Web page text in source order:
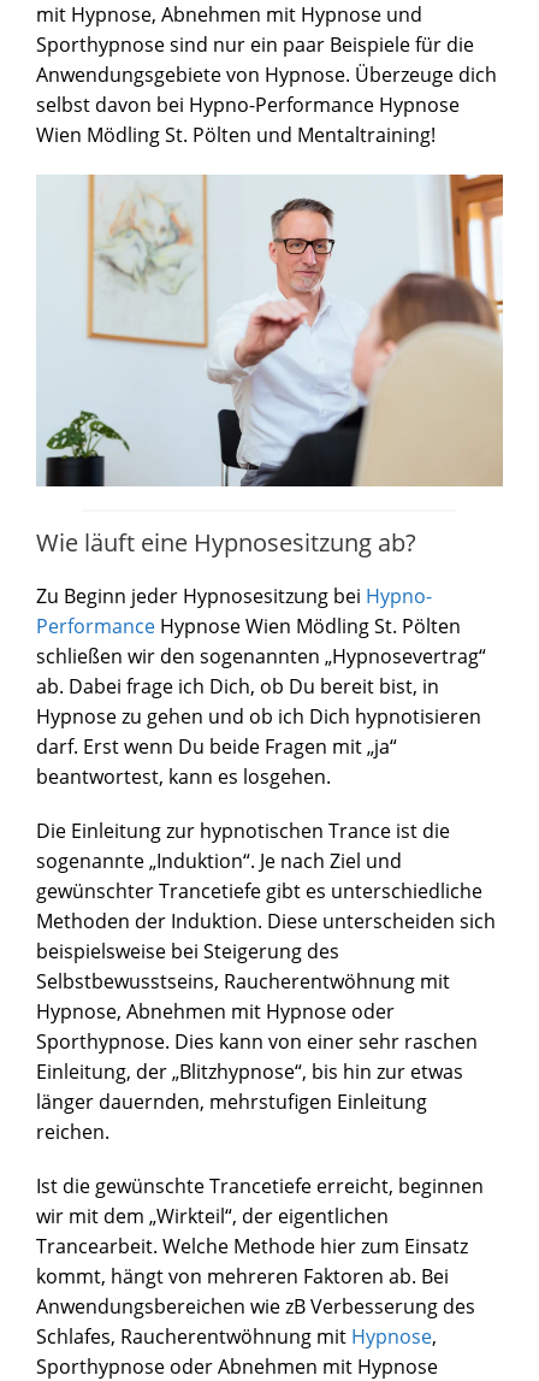
mit Hypnose, Abnehmen mit Hypnose und
Sporthypnose sind nur ein paar Beispiele für die
Anwendungsgebiete von Hypnose. Überzeuge dich
selbst davon bei Hypno-Performance Hypnose
Wien Mödling St. Pölten und Mentaltraining!
Wie läuft eine Hypnosesitzung ab?
Zu Beginn jeder Hypnosesitzung bei Hypno-
Performance Hypnose Wien Mödling St. Pölten
schließen wir den sogenannten „Hypnosevertrag“
ab. Dabei frage ich Dich, ob Du bereit bist, in
Hypnose zu gehen und ob ich Dich hypnotisieren
darf. Erst wenn Du beide Fragen mit „ja“
beantwortest, kann es losgehen.
Die Einleitung zur hypnotischen Trance ist die
sogenannte „Induktion“. Je nach Ziel und
gewünschter Trancetiefe gibt es unterschiedliche
Methoden der Induktion. Diese unterscheiden sich
beispielsweise bei Steigerung des
Selbstbewusstseins, Raucherentwöhnung mit
Hypnose, Abnehmen mit Hypnose oder
Sporthypnose. Dies kann von einer sehr raschen
Einleitung, der „Blitzhypnose“, bis hin zur etwas
länger dauernden, mehrstufigen Einleitung
reichen.
Ist die gewünschte Trancetiefe erreicht, beginnen
wir mit dem „Wirkteil“, der eigentlichen
Trancearbeit. Welche Methode hier zum Einsatz
kommt, hängt von mehreren Faktoren ab. Bei
Anwendungsbereichen wie zB Verbesserung des
Schlafes, Raucherentwöhnung mit Hypnose,
Sporthypnose oder Abnehmen mit Hypnose